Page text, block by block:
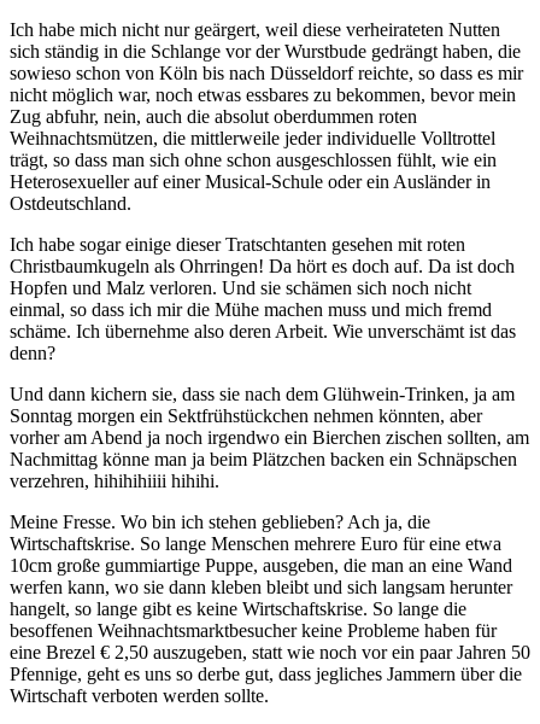
Ich habe mich nicht nur geärgert, weil diese verheirateten Nutten
sich ständig in die Schlange vor der Wurstbude gedrängt haben, die
sowieso schon von Köln bis nach Düsseldorf reichte, so dass es mir
nicht möglich war, noch etwas essbares zu bekommen, bevor mein
Zug abfuhr, nein, auch die absolut oberdummen roten
Weihnachtsmützen, die mittlerweile jeder individuelle Volltrottel
trägt, so dass man sich ohne schon ausgeschlossen fühlt, wie ein
Heterosexueller auf einer Musical-Schule oder ein Ausländer in
Ostdeutschland.
Ich habe sogar einige dieser Tratschtanten gesehen mit roten
Christbaumkugeln als Ohrringen! Da hört es doch auf. Da ist doch
Hopfen und Malz verloren. Und sie schämen sich noch nicht
einmal, so dass ich mir die Mühe machen muss und mich fremd
schäme. Ich übernehme also deren Arbeit. Wie unverschämt ist das
denn?
Und dann kichern sie, dass sie nach dem Glühwein-Trinken, ja am
Sonntag morgen ein Sektfrühstückchen nehmen könnten, aber
vorher am Abend ja noch irgendwo ein Bierchen zischen sollten, am
Nachmittag könne man ja beim Plätzchen backen ein Schnäpschen
verzehren, hihihihiiii hihihi.
Meine Fresse. Wo bin ich stehen geblieben? Ach ja, die
Wirtschaftskrise. So lange Menschen mehrere Euro für eine etwa
10cm große gummiartige Puppe, ausgeben, die man an eine Wand
werfen kann, wo sie dann kleben bleibt und sich langsam herunter
hangelt, so lange gibt es keine Wirtschaftskrise. So lange die
besoffenen Weihnachtsmarktbesucher keine Probleme haben für
eine Brezel € 2,50 auszugeben, statt wie noch vor ein paar Jahren 50
Pfennige, geht es uns so derbe gut, dass jegliches Jammern über die
Wirtschaft verboten werden sollte.